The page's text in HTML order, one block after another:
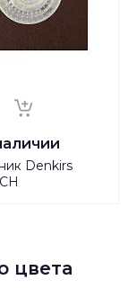
Denkirs
цвета